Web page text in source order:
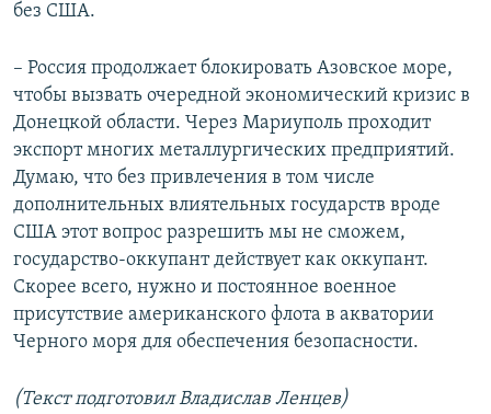
без США.
– Россия продолжает блокировать Азовское море,
чтобы вызвать очередной экономический кризис в
Донецкой области. Через Мариуполь проходит
экспорт многих металлургических предприятий.
Думаю, что без привлечения в том числе
дополнительных влиятельных государств вроде
США этот вопрос разрешить мы не сможем,
государство-оккупант действует как оккупант.
Скорее всего, нужно и постоянное военное
присутствие американского флота в акватории
Черного моря для обеспечения безопасности.
(Текст подготовил Владислав Ленцев)